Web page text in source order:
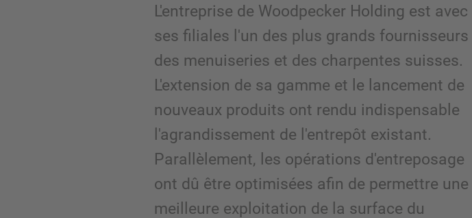
L'entreprise de Woodpecker Holding est avec
ses filiales l'un des plus grands fournisseurs
des menuiseries et des charpentes suisses.
L'extension de sa gamme et le lancement de
nouveaux produits ont rendu indispensable
l'agrandissement de l'entrepôt existant.
Parallèlement, les opérations d'entreposage
ont dû être optimisées afin de permettre une
meilleure exploitation de la surface du